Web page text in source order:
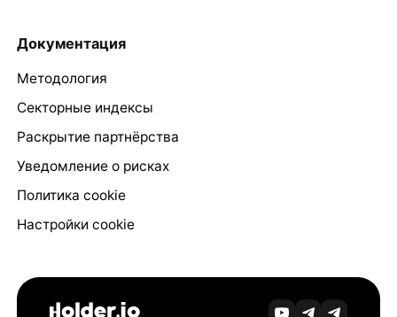
Документация
Методология
Секторные индексы
Раскрытие партнёрства
Уведомление о рисках
Политика cookie
Настройки cookie